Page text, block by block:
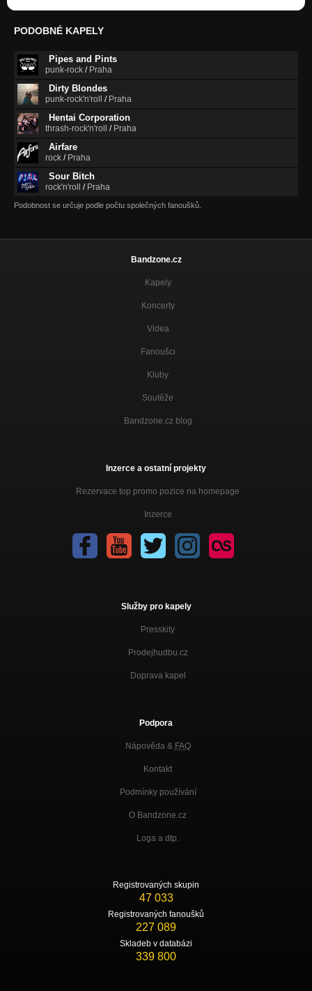
PODOBNÉ KAPELY
Pipes and Pints
punk-rock / Praha
Dirty Blondes
punk-rock'n'roll / Praha
Hentai Corporation
thrash-rock'n'roll / Praha
Airfare
rock / Praha
Sour Bitch
rock'n'roll / Praha
Podobnost se určuje podle počtu společných fanoušků.
Bandzone.cz
Kapely
Koncerty
Videa
Fanoušci
Kluby
Soutěže
Bandzone.cz blog
Inzerce a ostatní projekty
Rezervace top promo pozice na homepage
Inzerce
Služby pro kapely
Presskity
Prodejhudbu.cz
Doprava kapel
Podpora
Nápověda & FAQ
Kontakt
Podmínky používání
O Bandzone.cz
Loga a dtp.
Registrovaných skupin
47 033
Registrovaných fanoušků
227 089
Skladeb v databázi
339 800